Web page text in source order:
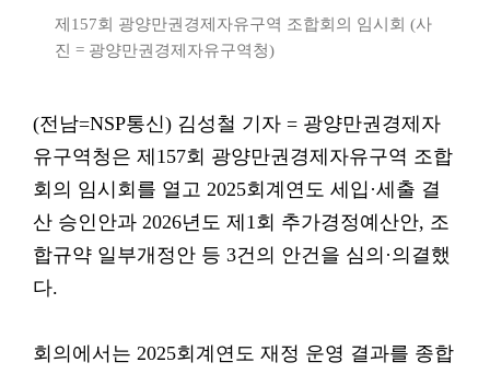
제157회 광양만권경제자유구역 조합회의 임시회 (사
진 = 광양만권경제자유구역청)
(전남=NSP통신) 김성철 기자 = 광양만권경제자
유구역청은 제157회 광양만권경제자유구역 조합
회의 임시회를 열고 2025회계연도 세입·세출 결
산 승인안과 2026년도 제1회 추가경정예산안, 조
합규약 일부개정안 등 3건의 안건을 심의·의결했
다.
회의에서는 2025회계연도 재정 운영 결과를 종합